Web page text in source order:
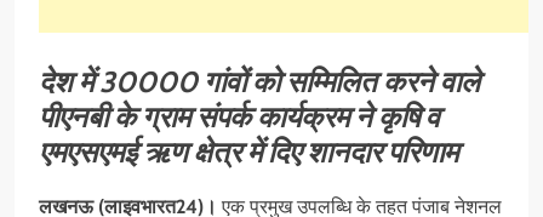
देश में 30000 गांवों को सम्मिलित करने वाले
पीएनबी के ग्राम संपर्क कार्यक्रम ने कृषि व
एमएसएमई ऋण क्षेत्र में दिए शानदार परिणाम
लखनऊ (लाइवभारत24)। एक प्रमुख उपलब्धि के तहत पंजाब नेशनल